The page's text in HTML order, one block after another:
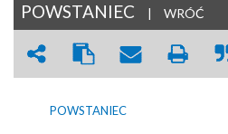
POWSTANIEC | WRÓĆ
POWSTANIEC